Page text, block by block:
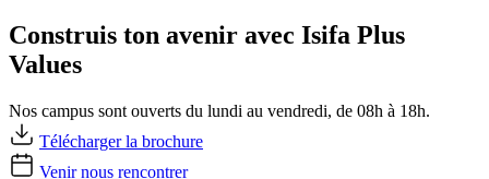
Construis ton avenir avec Isifa Plus
Values
Nos campus sont ouverts du lundi au vendredi, de 08h à 18h.
Télécharger la brochure
Venir nous rencontrer